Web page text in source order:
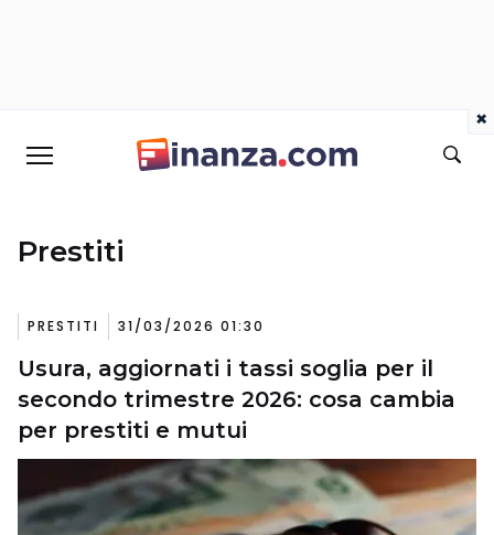
Prestiti
PRESTITI 31/03/2026 01:30
Usura, aggiornati i tassi soglia per il
secondo trimestre 2026: cosa cambia
per prestiti e mutui
×